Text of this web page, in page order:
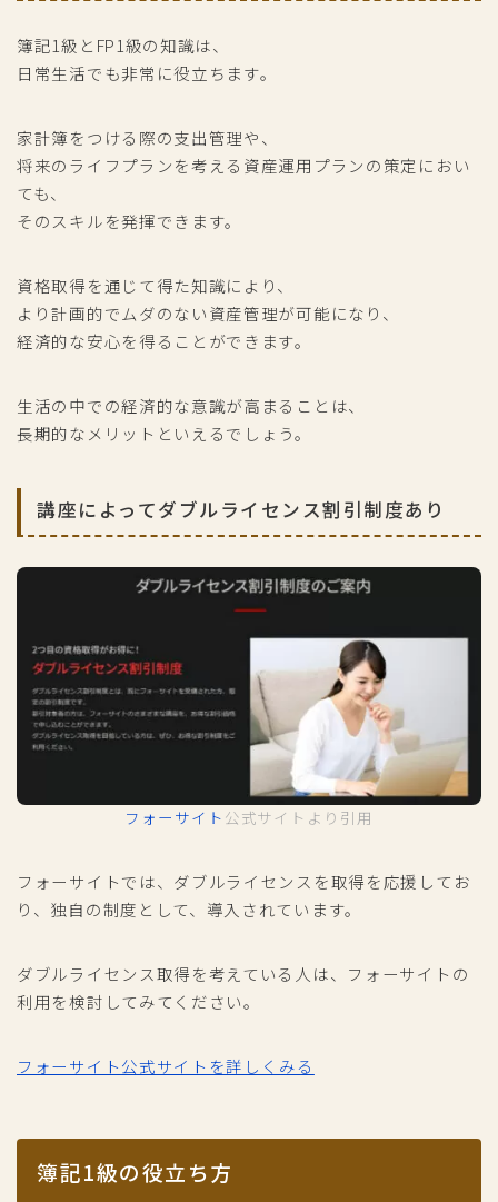
簿記1級とFP1級の知識は、
日常生活でも非常に役立ちます。
家計簿をつける際の支出管理や、
将来のライフプランを考える資産運用プランの策定におい
ても、
そのスキルを発揮できます。
資格取得を通じて得た知識により、
より計画的でムダのない資産管理が可能になり、
経済的な安心を得ることができます。
生活の中での経済的な意識が高まることは、
長期的なメリットといえるでしょう。
講座によってダブルライセンス割引制度あり
フォーサイト 公式サイトより引用
フォーサイトでは、ダブルライセンスを取得を応援してお
り、独自の制度として、導入されています。
ダブルライセンス取得を考えている人は、フォーサイトの
利用を検討してみてください。
フォーサイト公式サイトを詳しくみる
簿記1級の役立ち方